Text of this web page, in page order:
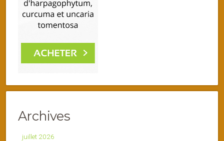
Archives
juillet 2026